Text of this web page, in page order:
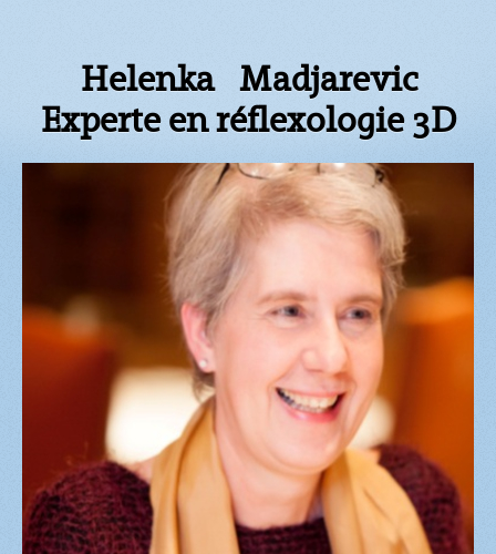
Helenka Madjarevic
Experte en réflexologie 3D